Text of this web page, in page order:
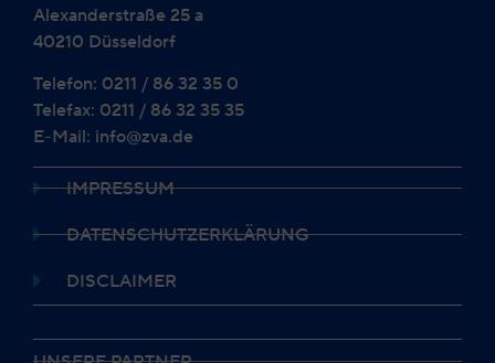
Alexanderstraße 25 a
40210 Düsseldorf
Telefon: 0211 / 86 32 35 0
Telefax: 0211 / 86 32 35 35
E-Mail: info@zva.de
IMPRESSUM
DATENSCHUTZERKLÄRUNG
DISCLAIMER